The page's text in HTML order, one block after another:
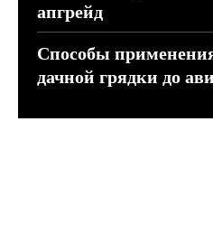
апгрейд
Способы
дачной грядки до